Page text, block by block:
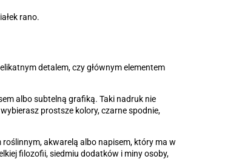
rano.
detalem, czy głównym elementem
albo subtelną grafiką. Taki nadruk nie
prostsze kolory, czarne spodnie,
akwarelą albo napisem, który ma w
filozofii, siedmiu dodatków i miny osoby,